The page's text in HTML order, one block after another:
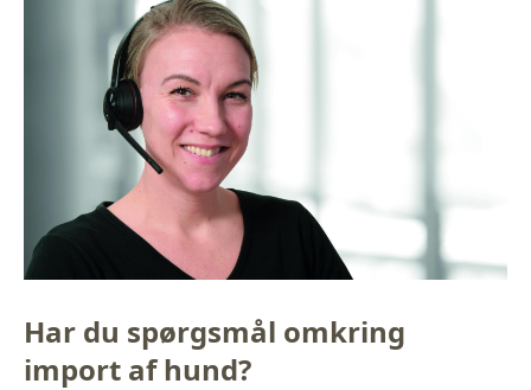
Har du spørgsmål omkring
import af hund?